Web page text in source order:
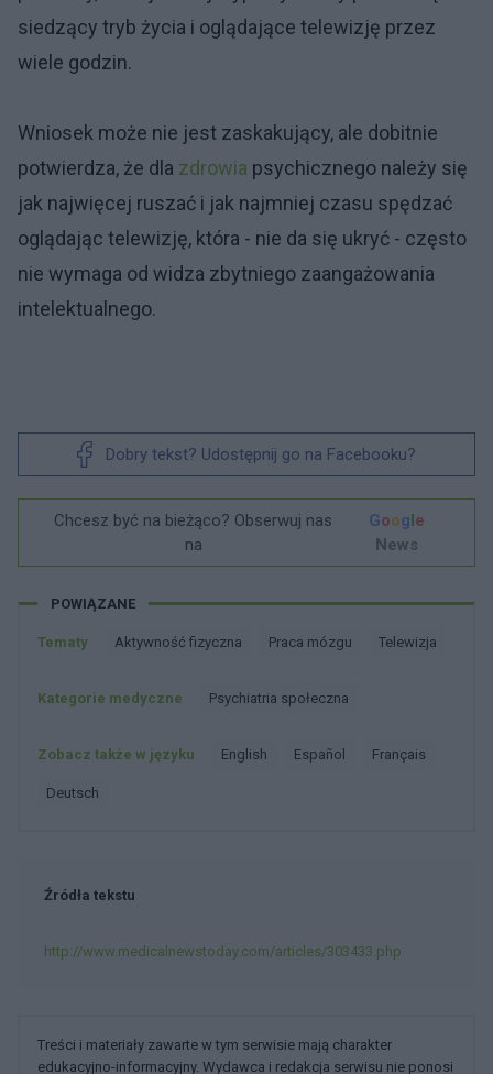
siedzący tryb życia i oglądające telewizję przez
wiele godzin.
Wniosek może nie jest zaskakujący, ale dobitnie
potwierdza, że dla zdrowia psychicznego należy się
jak najwięcej ruszać i jak najmniej czasu spędzać
oglądając telewizję, która - nie da się ukryć - często
nie wymaga od widza zbytniego zaangażowania
intelektualnego.
Dobry tekst? Udostępnij go na Facebooku?
Chcesz być na bieżąco? Obserwuj nas
na
Google
News
POWIĄZANE
Tematy Aktywność fizyczna Praca mózgu Telewizja
Kategorie medyczne Psychiatria społeczna
Zobacz także w języku english español français
deutsch
Źródła tekstu
http://www.medicalnewstoday.com/articles/303433.php
Treści i materiały zawarte w tym serwisie mają charakter
edukacyjno-informacyjny. Wydawca i redakcja serwisu nie ponosi